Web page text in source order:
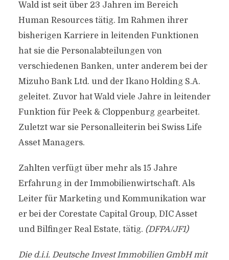
Wald ist seit über 23 Jahren im Bereich
Human Resources tätig. Im Rahmen ihrer
bisherigen Karriere in leitenden Funktionen
hat sie die Personalabteilungen von
verschiedenen Banken, unter anderem bei der
Mizuho Bank Ltd. und der Ikano Holding S.A.
geleitet. Zuvor hat Wald viele Jahre in leitender
Funktion für Peek & Cloppenburg gearbeitet.
Zuletzt war sie Personalleiterin bei Swiss Life
Asset Managers.
Zahlten verfügt über mehr als 15 Jahre
Erfahrung in der Immobilienwirtschaft. Als
Leiter für Marketing und Kommunikation war
er bei der Corestate Capital Group, DIC Asset
und Bilfinger Real Estate, tätig. (DFPA/JF1)
Die d.i.i. Deutsche Invest Immobilien GmbH mit